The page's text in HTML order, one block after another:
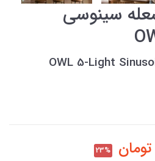
لاینری 5شعله سینوسی
OWL 5-Light
تومان 23%